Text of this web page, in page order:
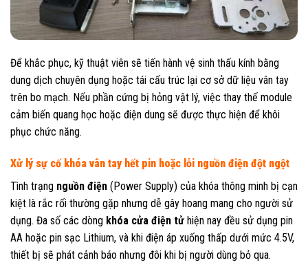
Để khắc phục, kỹ thuật viên sẽ tiến hành vệ sinh thấu kính bằng
dung dịch chuyên dụng hoặc tái cấu trúc lại cơ sở dữ liệu vân tay
trên bo mạch. Nếu phần cứng bị hỏng vật lý, việc thay thế module
cảm biến quang học hoặc điện dung sẽ được thực hiện để khôi
phục chức năng.
Xử lý sự cố khóa vân tay hết pin hoặc lỗi nguồn điện đột ngột
Tình trạng nguồn điện (Power Supply) của khóa thông minh bị cạn
kiệt là rắc rối thường gặp nhưng dễ gây hoang mang cho người sử
dụng. Đa số các dòng khóa cửa điện tử hiện nay đều sử dụng pin
AA hoặc pin sạc Lithium, và khi điện áp xuống thấp dưới mức 4.5V,
thiết bị sẽ phát cảnh báo nhưng đôi khi bị người dùng bỏ qua.